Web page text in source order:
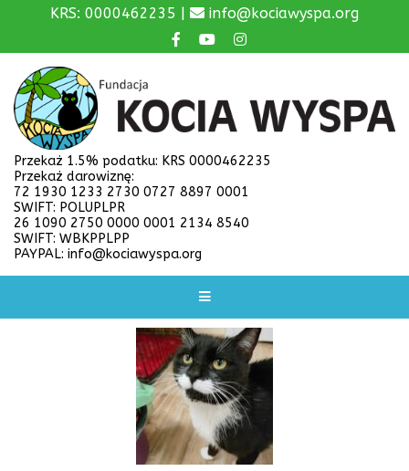
KRS: 0000462235 | info@kociawyspa.org
Przekaż 1.5% podatku: KRS 0000462235
Przekaż darowiznę:
72 1930 1233 2730 0727 8897 0001
SWIFT: POLUPLPR
26 1090 2750 0000 0001 2134 8540
SWIFT: WBKPPLPP
PAYPAL: info@kociawyspa.org